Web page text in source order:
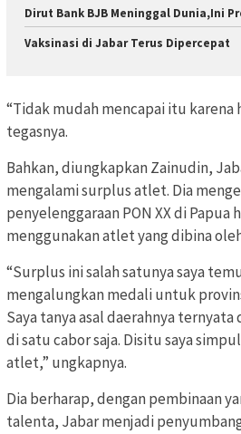
Dirut Bank BJB Meninggal Dunia,Ini
Vaksinasi di Jabar Terus Dipercepat
“Tidak mudah mencapai itu karena
tegasnya.
Bahkan, diungkapkan Zainudin,
mengalami surplus atlet. Dia
penyelenggaraan PON XX di Papua
menggunakan atlet yang dibina
“Surplus ini salah satunya saya
mengalungkan medali untuk
Saya tanya asal daerahnya
di satu cabor saja. Disitu saya
atlet,” ungkapnya.
Dia berharap, dengan pembinaan
talenta, Jabar menjadi